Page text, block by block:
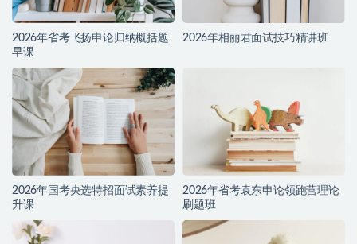
2026年省考飞扬申论归纳概括题
早课
2026年相丽君面试技巧精讲班
2026年国考央选特招面试素养提
升课
2026年省考袁东申论领跑营理论
刷题班